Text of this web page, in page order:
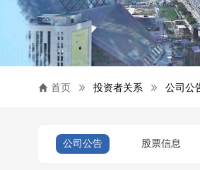
首页 投资者关系 公司公
公司公告 股票信息